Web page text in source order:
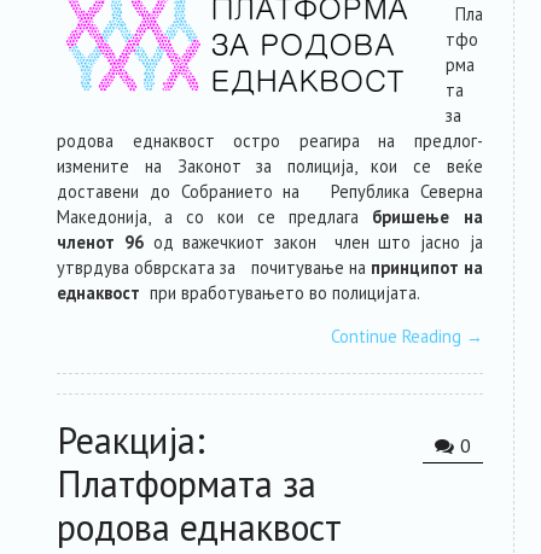
Пла
тфо
рма
та
за
родова еднаквост остро реагира на предлог-
измените на Законот за полиција, кои се веќе
доставени до Собранието на Република Северна
Македонија, а со кои се предлага бришење на
членот 96од важечкиот закон член што јасно ја
утврдува обврската за почитување на принципот на
еднаквост при вработувањето во полицијата.
Continue Reading →
0
Реакција:
Платформата за
родова еднаквост